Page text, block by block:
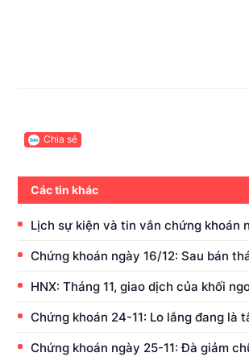
Chia sẻ
Các tin khác
Lịch sự kiện và tin vắn chứng khoán
Chứng khoán ngày 16/12: Sau bán
HNX: Tháng 11, giao dịch của khối
Chứng khoán 24-11: Lo lắng đang là
Chứng khoán ngày 25-11: Đà giảm